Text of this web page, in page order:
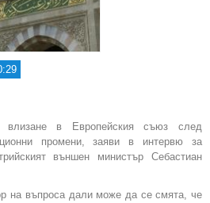
влизане в Европейския съюз след
промени, заяви в интервю за
външен министър Себастиан
на въпроса дали може да се смята, че